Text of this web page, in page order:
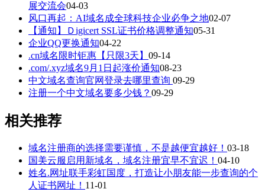
展交流会04-03
风口再起：AI域名成全球科技企业必争之地02-07
【通知】Ｄigicert SSL证书价格调整通知05-31
企业QQ更换通知04-22
.cn域名限时钜惠【只限3天】 09-14
.com/.xyz域名9月1日起涨价通知08-23
中文域名查询官网登录去哪里查询 09-29
注册一个中文域名要多少钱？ 09-29
相关推荐
域名注册商的选择需要谨慎，不是越便宜越好！ 03-18
国美云服启用新域名，域名注册宜早不宜迟！ 04-10
姓名.网址联手彩虹国度，打造让小朋友能一步查询的个
人证书网址！ 11-01